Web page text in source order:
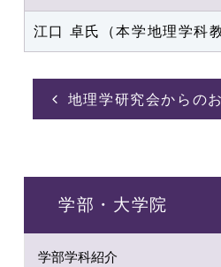
江口 卓氏（本学地理学科
地理学研究会からの
学部・大学院
学部学科紹介